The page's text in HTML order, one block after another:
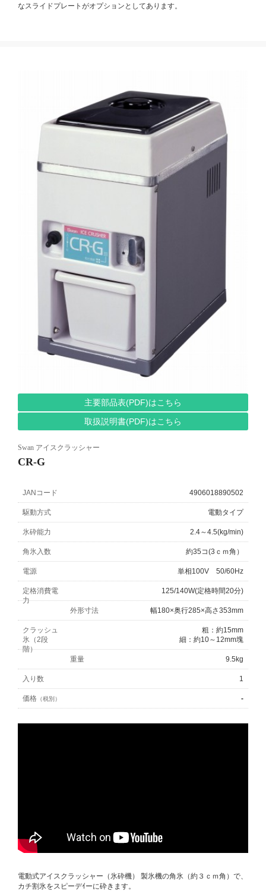
なスライドプレートがオプションとしてあります。
主要部品表(PDF)はこちら
取扱説明書(PDF)はこちら
Swan アイスクラッシャー
CR-G
JANコード 4906018890502
駆動方式 電動タイプ
氷砕能力 2.4～4.5(kg/min)
角氷入数 約35コ(3ｃｍ角）
電源 単相100V 50/60Hz
定格消費電
力
125/140W(定格時間20分)
外形寸法 幅180×奥行285×高さ353mm
クラッシュ
氷（2段
階）
粗：約15mm
細：約10～12mm塊
重量 9.5kg
入り数 1
価格（税別） -
電動式アイスクラッシャー（氷砕機） 製氷機の角氷（約３ｃｍ角）で、
カチ割氷をスピーデｲーに砕きます。